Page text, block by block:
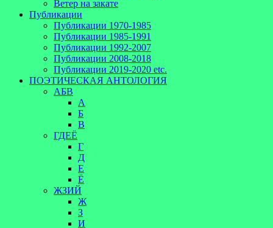
Ветер на закате
Публикации
Публикации 1970-1985
Публикации 1985-1991
Публикации 1992-2007
Публикации 2008-2018
Публикации 2019-2020 etc.
ПОЭТИЧЕСКАЯ АНТОЛОГИЯ
АБВ
А
Б
В
ГДЕЁ
Г
Д
Е
Ё
ЖЗИЙ
Ж
З
И